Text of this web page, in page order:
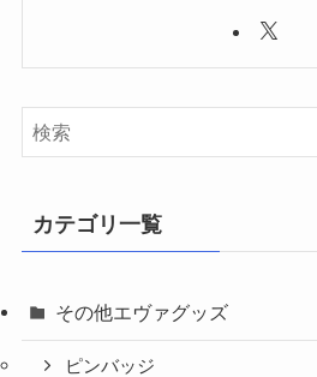
カテゴリ一覧
その他エヴァグッズ
ピンバッジ